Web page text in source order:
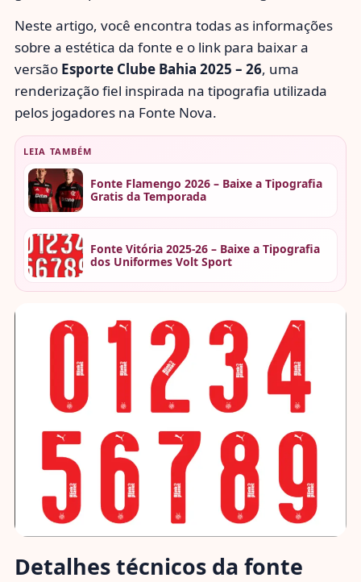
Neste artigo, você encontra todas as informações
sobre a estética da fonte e o link para baixar a
versão Esporte Clube Bahia 2025 – 26, uma
renderização fiel inspirada na tipografia utilizada
pelos jogadores na Fonte Nova.
LEIA TAMBÉM
Fonte Flamengo 2026 – Baixe a Tipografia
Gratis da Temporada
Fonte Vitória 2025-26 – Baixe a Tipografia
dos Uniformes Volt Sport
Detalhes técnicos da fonte